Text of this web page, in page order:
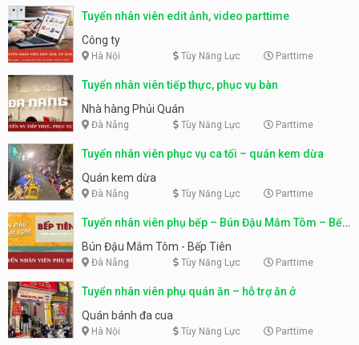
Tuyển nhân viên edit ảnh, video parttime
Công ty
Hà Nội Tùy Năng Lực Parttime
Tuyển nhân viên tiếp thực, phục vụ bàn
Nhà hàng Phủi Quán
Đà Nẵng Tùy Năng Lực Parttime
Tuyển nhân viên phục vụ ca tối – quán kem dừa
Quán kem dừa
Đà Nẵng Tùy Năng Lực Parttime
Tuyển nhân viên phụ bếp – Bún Đậu Mắm Tôm – Bếp
Tiên
Bún Đậu Mắm Tôm - Bếp Tiên
Đà Nẵng Tùy Năng Lực Parttime
Tuyển nhân viên phụ quán ăn – hỗ trợ ăn ở
Quán bánh đa cua
Hà Nội Tùy Năng Lực Parttime